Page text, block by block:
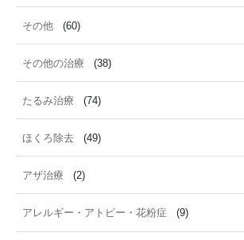
その他 (60)
その他の治療 (38)
たるみ治療 (74)
ほくろ除去 (49)
アザ治療 (2)
アレルギー・アトピー・花粉症 (9)